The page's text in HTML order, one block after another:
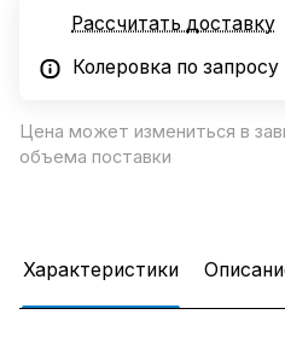
Рассчитать доставку
Колеровка по запросу
Цена может измениться в
объема поставки
Характеристики